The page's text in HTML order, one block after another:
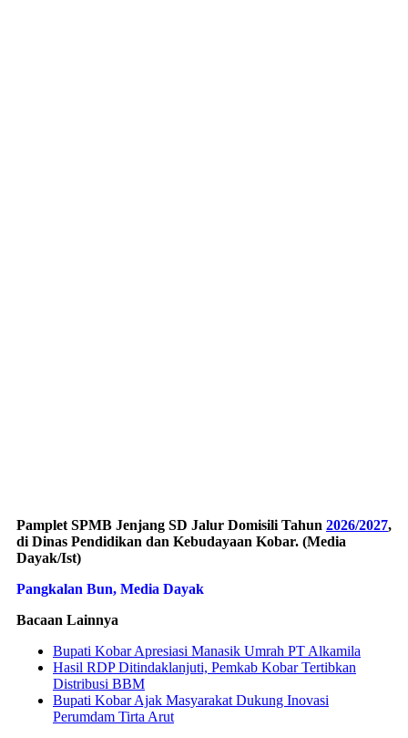
Pamplet SPMB Jenjang SD Jalur Domisili Tahun 2026/2027,
di Dinas Pendidikan dan Kebudayaan Kobar. (Media
Dayak/Ist)
Pangkalan Bun, Media Dayak
Bacaan Lainnya
Bupati Kobar Apresiasi Manasik Umrah PT Alkamila
Hasil RDP Ditindaklanjuti, Pemkab Kobar Tertibkan
Distribusi BBM
Bupati Kobar Ajak Masyarakat Dukung Inovasi
Perumdam Tirta Arut